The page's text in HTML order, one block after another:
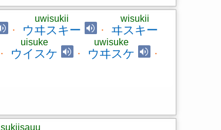
· ウヰスキー
uwisukii
· ヰスキー
wisukii
· ウイスケ
uisuke
· ウヰスケ
uwisuke
·